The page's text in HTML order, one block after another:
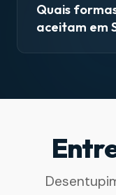
Quais
aceitam em